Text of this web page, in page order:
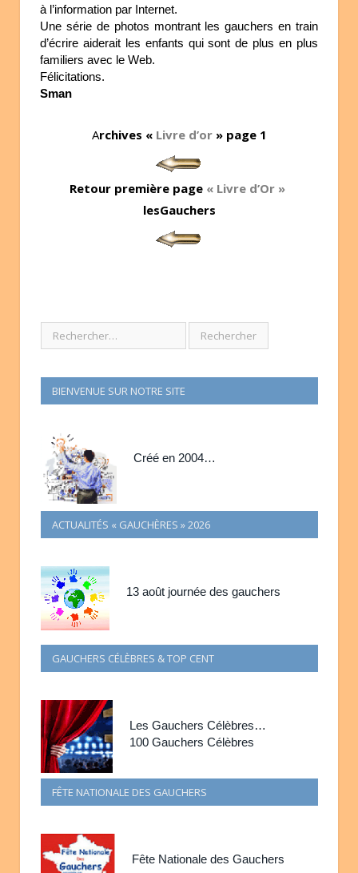
à l’information par Internet.
Une série de photos montrant les gauchers en train
d’écrire aiderait les enfants qui sont de plus en plus
familiers avec le Web.
Félicitations.
Sman
Archives « Livre d’or» page 1
Retour première page « Livre d’Or »
lesGauchers
BIENVENUE SUR NOTRE SITE
Créé en 2004…
ACTUALITÉS « GAUCHÈRES » 2026
13 août journée des gauchers
GAUCHERS CÉLÈBRES & TOP CENT
Les Gauchers Célèbres…
100 Gauchers Célèbres
FÊTE NATIONALE DES GAUCHERS
Fête Nationale des Gauchers